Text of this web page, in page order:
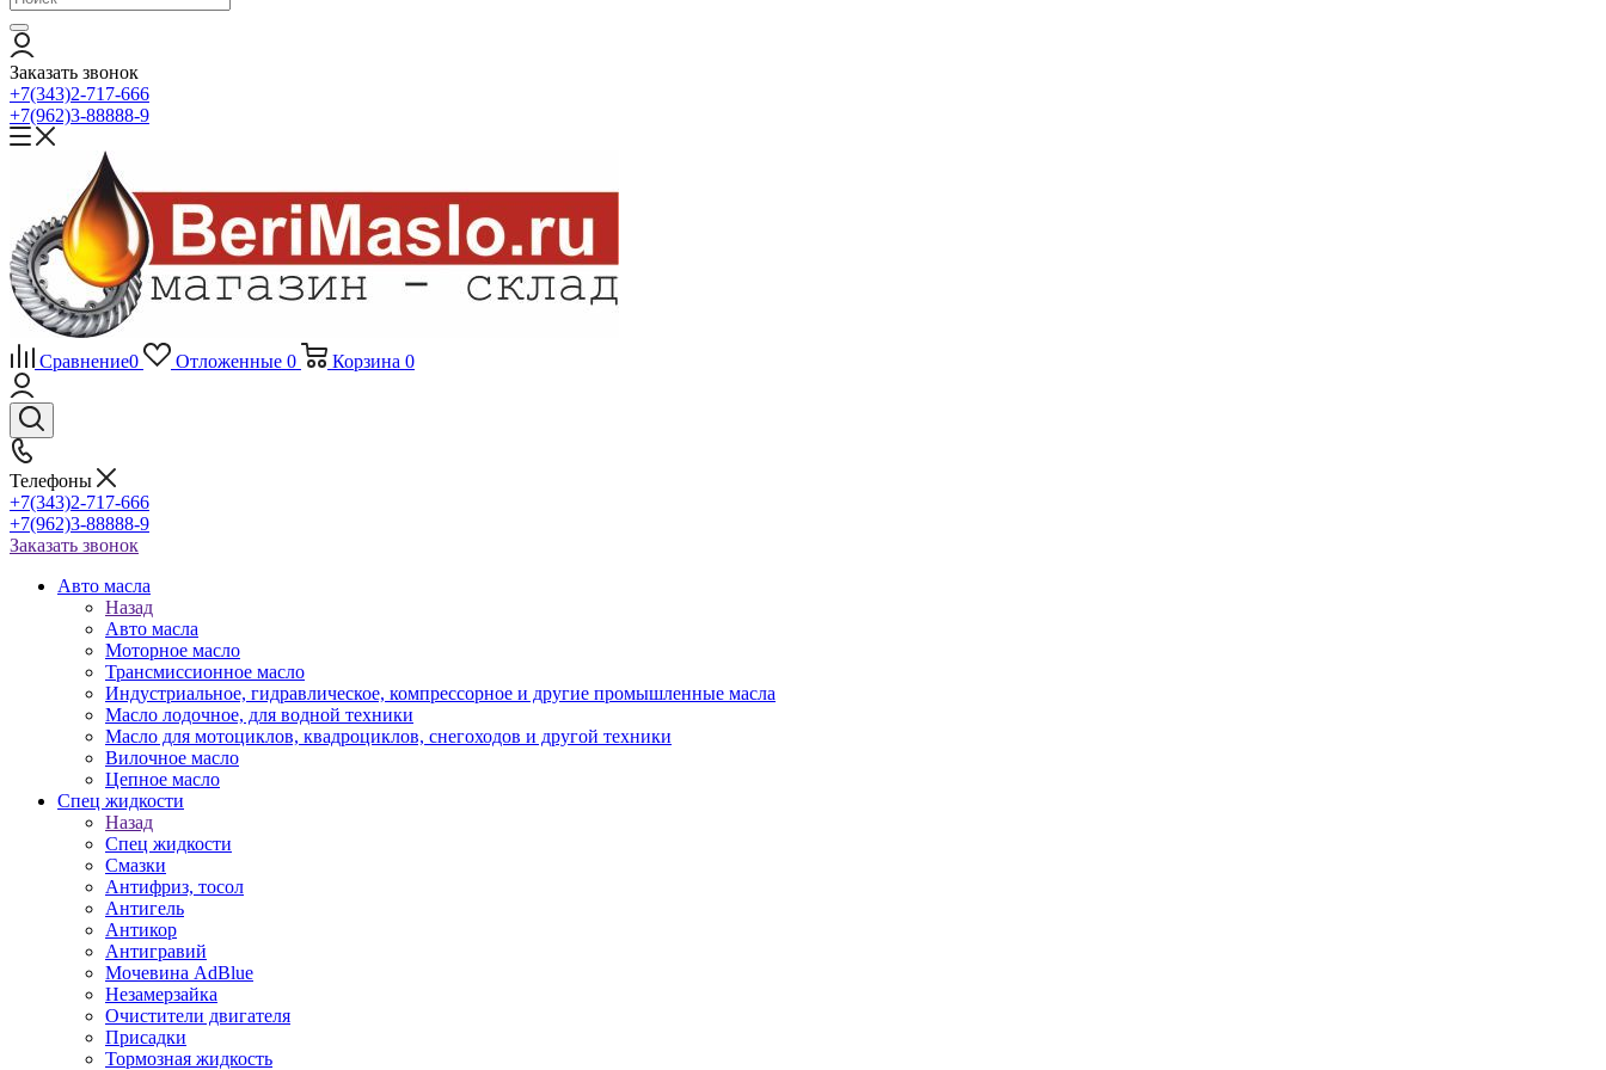
Заказать звонок
+7(343)2-717-666
+7(962)3-88888-9
Сравнение0 Отложенные 0 Корзина 0
Телефоны
+7(343)2-717-666
+7(962)3-88888-9
Заказать звонок
Авто масла
Назад
Авто масла
Моторное масло
Трансмиссионное масло
Индустриальное, гидравлическое, компрессорное и другие промышленные масла
Масло лодочное, для водной техники
Масло для мотоциклов, квадроциклов, снегоходов и другой техники
Вилочное масло
Цепное масло
Спец жидкости
Назад
Спец жидкости
Смазки
Антифриз, тосол
Антигель
Антикор
Антигравий
Мочевина AdBlue
Незамерзайка
Очистители двигателя
Присадки
Тормозная жидкость